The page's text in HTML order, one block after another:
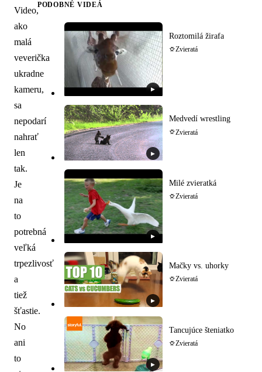
Video,
ako
malá
veverička
ukradne
kameru,
sa
nepodarí
nahrať
len
tak.
Je
na
to
potrebná
veľká
trpezlivosť
a
tiež
šťastie.
No
ani
to
PODOBNÉ VIDEÁ
▶
Roztomilá žirafa
Zvieratá
▶
Medvedí wrestling
Zvieratá
▶
Milé zvieratká
Zvieratá
▶
Mačky vs. uhorky
Zvieratá
▶
Tancujúce šteniatko
Zvieratá